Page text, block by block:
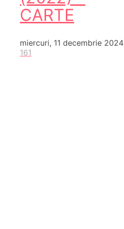
CARTE
miercuri, 11 decembrie 2024
161